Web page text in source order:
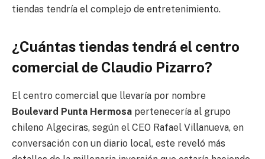
tiendas tendría el complejo de entretenimiento.
¿Cuántas tiendas tendrá el centro
comercial de Claudio Pizarro?
El centro comercial que llevaría por nombre
Boulevard Punta Hermosa pertenecería al grupo
chileno Algeciras, según el CEO Rafael Villanueva, en
conversación con un diario local, este reveló más